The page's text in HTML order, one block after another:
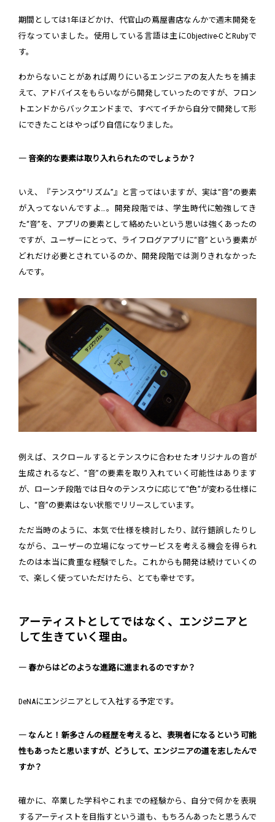
期間としては1年ほどかけ、代官山の蔦屋書店なんかで週末開発を
行なっていました。使用している言語は主にObjective-CとRubyで
す。
わからないことがあれば周りにいるエンジニアの友人たちを捕ま
えて、アドバイスをもらいながら開発していったのですが、フロン
トエンドからバックエンドまで、すべてイチから自分で開発して形
にできたことはやっぱり自信になりました。
― 音楽的な要素は取り入れられたのでしょうか？
いえ、『テンスウ“リズム”』と言ってはいますが、実は“音”の要素
が入ってないんですよ…。開発段階では、学生時代に勉強してき
た“音”を、アプリの要素として絡めたいという思いは強くあったの
ですが、ユーザーにとって、ライフログアプリに“音”という要素が
どれだけ必要とされているのか、開発段階では測りきれなかった
んです。
例えば、スクロールするとテンスウに合わせたオリジナルの音が
生成されるなど、“音”の要素を取り入れていく可能性はあります
が、ローンチ段階では日々のテンスウに応じて“色”が変わる仕様に
し、“音”の要素はない状態でリリースしています。
ただ当時のように、本気で仕様を検討したり、試行錯誤したりし
ながら、ユーザーの立場になってサービスを考える機会を得られ
たのは本当に貴重な経験でした。これからも開発は続けていくの
で、楽しく使っていただけたら、とても幸せです。
アーティストとしてではなく、エンジニアと
して生きていく理由。
― 春からはどのような進路に進まれるのですか？
DeNAにエンジニアとして入社する予定です。
― なんと！新多さんの経歴を考えると、表現者になるという可能
性もあったと思いますが、どうして、エンジニアの道を志したんで
すか？
確かに、卒業した学科やこれまでの経験から、自分で何かを表現
するアーティストを目指すという道も、もちろんあったと思うんで